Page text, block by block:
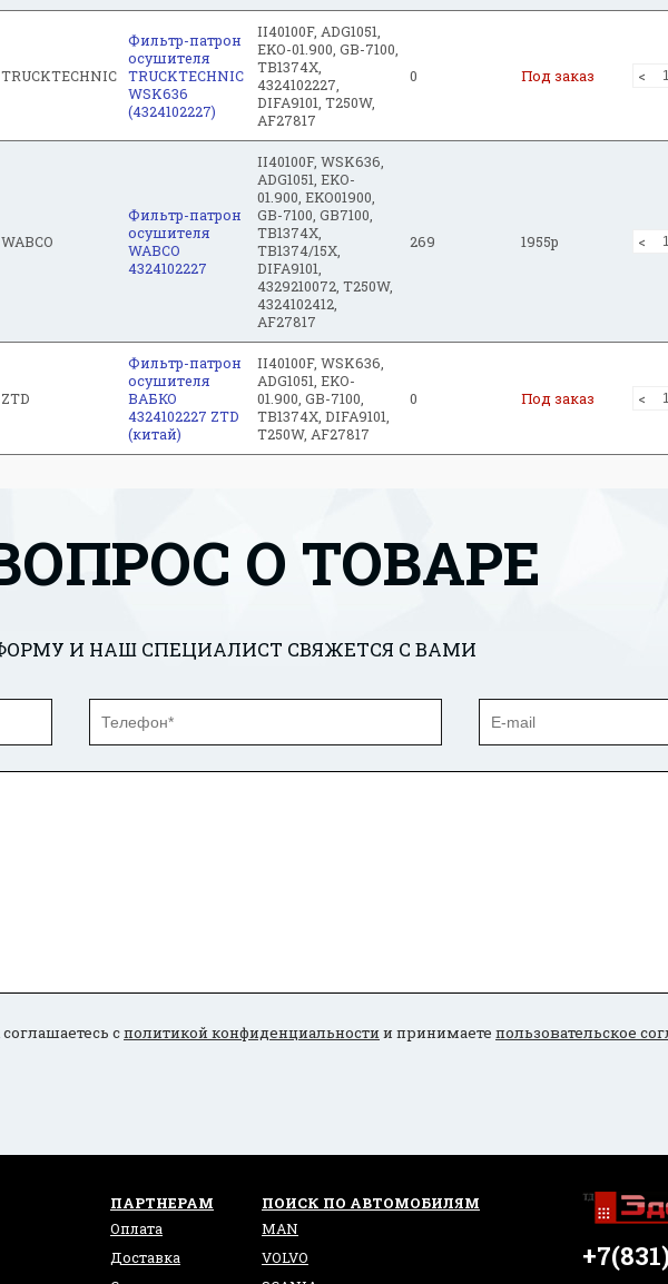
TRUCKTECHNIC
Фильтр-патрон
осушителя
TRUCKTECHNIC
WSK636
(4324102227)
II40100F, ADG1051,
EKO-01.900, GB-7100,
TB1374X,
4324102227,
DIFA9101, T250W,
AF27817
0 Под заказ
WABCO
Фильтр-патрон
осушителя
WABCO
4324102227
II40100F, WSK636,
ADG1051, EKO-
01.900, EKO01900,
GB-7100, GB7100,
TB1374X,
TB1374/15X,
DIFA9101,
4329210072, T250W,
4324102412,
AF27817
269 1955р
ZTD
Фильтр-патрон
осушителя
ВАБКО
4324102227 ZTD
(китай)
II40100F, WSK636,
ADG1051, EKO-
01.900, GB-7100,
TB1374X, DIFA9101,
T250W, AF27817
0 Под заказ
О ТОВАРЕ
И НАШ СПЕЦИАЛИСТ СВЯЖЕТСЯ С ВАМИ
сполитикой конфиденциальности и принимаете пользовательское
ПАРТНЕРАМ
Оплата
Доставка
ПОИСК ПО АВТОМОБИЛЯМ
MAN
VOLVO